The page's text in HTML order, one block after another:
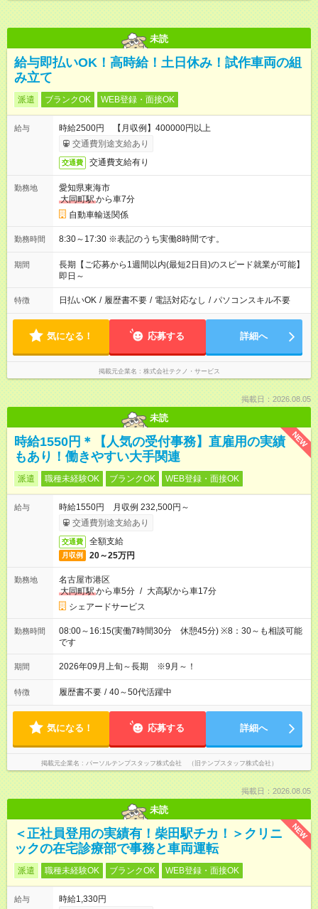
未読
給与即払いOK！高時給！土日休み！試作車両の組
み立て
派遣 ブランクOK WEB登録・面接OK
給与
時給2500円 【月収例】400000円以上
交通費別途支給あり
交通費 交通費支給有り
勤務地
愛知県東海市
大同町駅から車7分
自動車輸送関係
勤務時間 8:30～17:30 ※表記のうち実働8時間です。
期間
長期【ご応募から1週間以内(最短2日目)のスピード就業が可能】
即日～
特徴 日払いOK / 履歴書不要 / 電話対応なし / パソコンスキル不要
気になる！ 応募する 詳細へ
掲載元企業名 株式会社テクノ・サービス
掲載日：2026.08.05
未読
NEW
時給1550円＊【人気の受付事務】直雇用の実績
もあり！働きやすい大手関連
派遣 職種未経験OK ブランクOK WEB登録・面接OK
給与
時給1550円 月収例 232,500円～
交通費別途支給あり
交通費 全額支給
月収例 20～25万円
勤務地
名古屋市港区
大同町駅から車5分 / 大高駅から車17分
シェアードサービス
勤務時間
08:00～16:15(実働7時間30分 休憩45分) ※8：30～も相談可能
です
期間 2026年09月上旬～長期 ※9月～！
特徴 履歴書不要 / 40～50代活躍中
気になる！ 応募する 詳細へ
掲載元企業名 パーソルテンプスタッフ株式会社 （旧テンプスタッフ株式会社）
掲載日：2026.08.05
未読
NEW
＜正社員登用の実績有！柴田駅チカ！＞クリニ
ックの在宅診療部で事務と車両運転
派遣 職種未経験OK ブランクOK WEB登録・面接OK
給与
時給1,330円